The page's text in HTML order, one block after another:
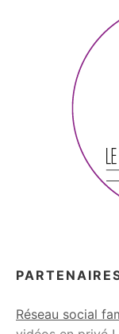
Réseau social